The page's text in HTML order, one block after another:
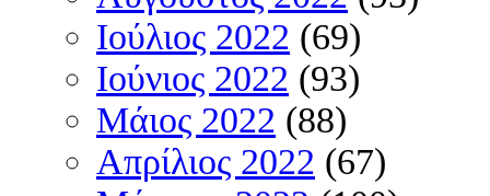
Ιούλιος 2022 (69)
Ιούνιος 2022 (93)
Μάιος 2022 (88)
Απρίλιος 2022 (67)